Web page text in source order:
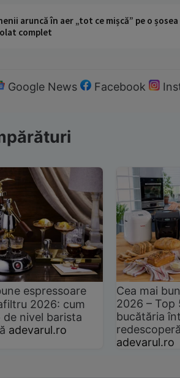
aruncă în aer „tot ce mișcă” pe o
complet
Google News Facebook
espressoare
2026: cum
nivel barista
adevarul.ro
Cea mai
2026 –
bucătăria
adevarul.ro